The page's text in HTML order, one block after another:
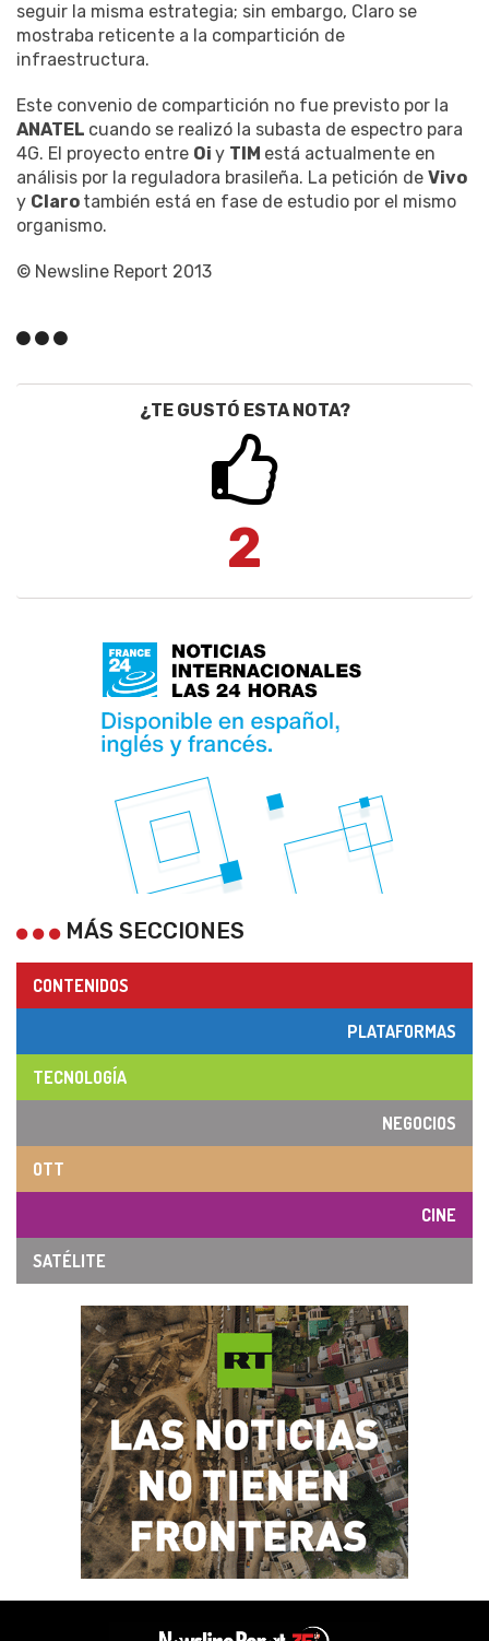
seguir la misma estrategia; sin embargo, Claro se
mostraba reticente a la compartición de
infraestructura.
Este convenio de compartición no fue previsto por la
ANATEL cuando se realizó la subasta de espectro para
4G. El proyecto entre Oi y TIM está actualmente en
análisis por la reguladora brasileña. La petición de Vivo
y Claro también está en fase de estudio por el mismo
organismo.
© Newsline Report 2013
¿TE GUSTÓ ESTA NOTA?
2
MÁS SECCIONES
CONTENIDOS
PLATAFORMAS
TECNOLOGÍA
NEGOCIOS
OTT
CINE
SATÉLITE